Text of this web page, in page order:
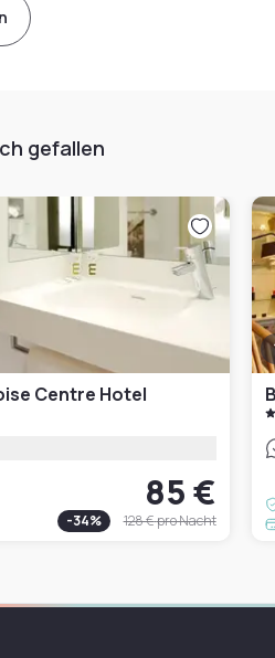
gefallen
Centre Hotel
85 €
-34% 128 €pro Nacht